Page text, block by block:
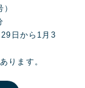
29日から1月3
ります。